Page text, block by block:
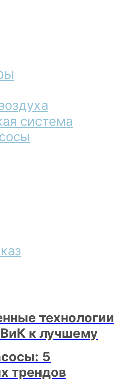
система
технологии
к лучшему
5
трендов